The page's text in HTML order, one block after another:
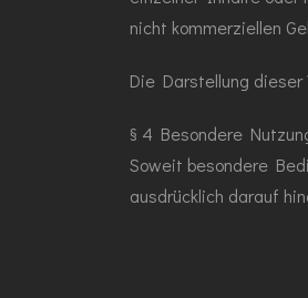
nicht kommerziellen
Die Darstellung
§ 4 Besondere
Soweit besondere
ausdrücklich darauf